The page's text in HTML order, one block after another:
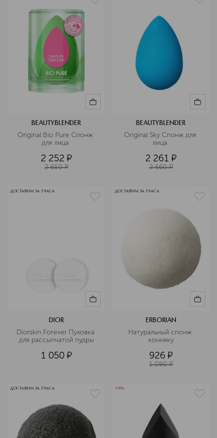
BEAUTYBLENDER
Original Bio Pure Спонж
2 252 ¤
2 650 ¤
BEAUTYBLENDER
Original Sky Спонж для
2 261 ¤
2 660 ¤
ДОСТАВИМ ЗА 3 ЧАСА
DIOR
Diorskin Forever Пуховка
для рассыпчатой пудры
1 050 ¤
ДОСТАВИМ ЗА 3 ЧАСА
ERBORIAN
Натуральный спонж
конняку
926 ¤
1 090 ¤
ДОСТАВИМ ЗА 3 ЧАСА -15%